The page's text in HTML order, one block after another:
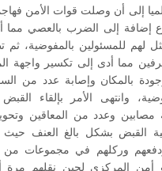
إلى أن وصلت قوات الأمن
إضافة إلى الضرب بالعصي مما
لهم للمسئولين بالمفوضية، ثم
مما أدى إلى تكسير واجهة
بالمكان وإصابة عدد من
مصابين وعدد من المعاقين
القبض بشكل بالغ العنف حيث
وركلهم في مجموعات من
أمن المركزي لحين نقلهم مرة